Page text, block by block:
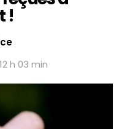
!
h 03 min